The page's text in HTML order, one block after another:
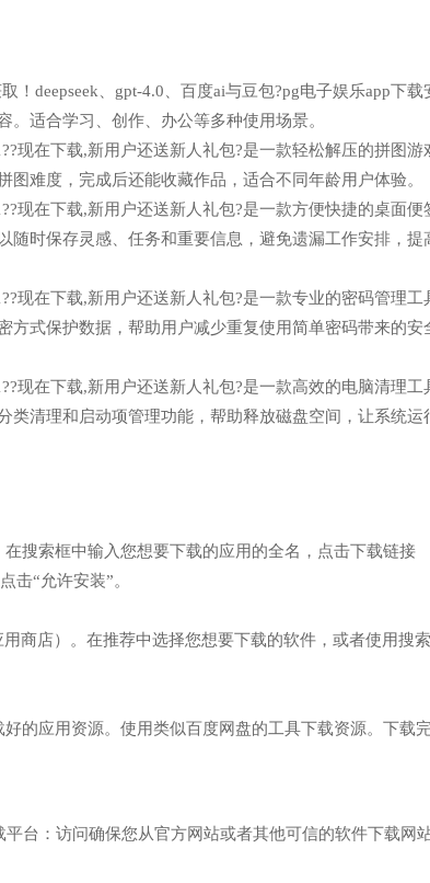
！deepseek、gpt-4.0、百度ai与豆包?pg电子娱乐app下载
适合学习、创作、办公等多种使用场景。
现在下载,新用户还送新人礼包?是一款轻松解压的拼图游
难度，完成后还能收藏作品，适合不同年龄用户体验。
现在下载,新用户还送新人礼包?是一款方便快捷的桌面便
时保存灵感、任务和重要信息，避免遗漏工作安排，提
现在下载,新用户还送新人礼包?是一款专业的密码管理工
式保护数据，帮助用户减少重复使用简单密码带来的安
现在下载,新用户还送新人礼包?是一款高效的电脑清理工
类清理和启动项管理功能，帮助释放磁盘空间，让系统运
搜索框中输入您想要下载的应用的全名，点击下载链接
击“允许安装”。
商店）。在推荐中选择您想要下载的软件，或者使用搜
的应用资源。使用类似百度网盘的工具下载资源。下载
台：访问确保您从官方网站或者其他可信的软件下载网